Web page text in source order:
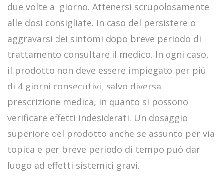
due volte al giorno. Attenersi scrupolosamente
alle dosi consigliate. In caso del persistere o
aggravarsi dei sintomi dopo breve periodo di
trattamento consultare il medico. In ogni caso,
il prodotto non deve essere impiegato per più
di 4 giorni consecutivi, salvo diversa
prescrizione medica, in quanto si possono
verificare effetti indesiderati. Un dosaggio
superiore del prodotto anche se assunto per via
topica e per breve periodo di tempo può dar
luogo ad effetti sistemici gravi.